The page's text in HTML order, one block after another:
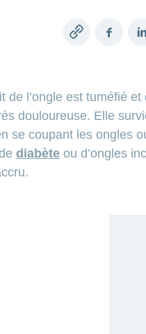
Copy
de l’ongle est tuméfié
douloureuse. Elle
se coupant les ongles
diabète ou d’ongles